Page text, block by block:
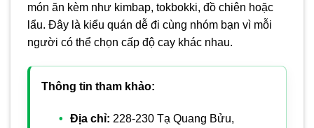
món ăn kèm như kimbap, tokbokki, đồ chiên hoặc
lẩu. Đây là kiểu quán dễ đi cùng nhóm bạn vì mỗi
người có thể chọn cấp độ cay khác nhau.
Thông tin tham khảo:
Địa chỉ: 228-230 Tạ Quang Bửu,